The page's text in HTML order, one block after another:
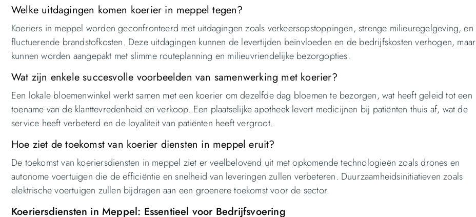
Welke uitdagingen komen koerier in meppel tegen?
Koeriers in meppel worden geconfronteerd met uitdagingen zoals verkeersopstoppingen, strenge milieuregelgeving, en
fluctuerende brandstofkosten. Deze uitdagingen kunnen de levertijden beïnvloeden en de bedrijfskosten verhogen, maar
kunnen worden aangepakt met slimme routeplanning en milieuvriendelijke bezorgopties.
Wat zijn enkele succesvolle voorbeelden van samenwerking met koerier?
Een lokale bloemenwinkel werkt samen met een koerier om dezelfde dag bloemen te bezorgen, wat heeft geleid tot een
toename van de klanttevredenheid en verkoop. Een plaatselijke apotheek levert medicijnen bij patiënten thuis af, wat de
service heeft verbeterd en de loyaliteit van patiënten heeft vergroot.
Hoe ziet de toekomst van koerier diensten in meppel eruit?
De toekomst van koeriersdiensten in meppel ziet er veelbelovend uit met opkomende technologieën zoals drones en
autonome voertuigen die de efficiëntie en snelheid van leveringen zullen verbeteren. Duurzaamheidsinitiatieven zoals
elektrische voertuigen zullen bijdragen aan een groenere toekomst voor de sector.
Koeriersdiensten in Meppel: Essentieel voor Bedrijfsvoering